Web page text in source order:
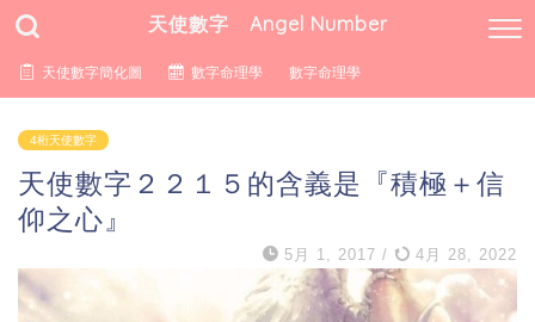
天使數字 Angel Number
天使數字簡化圖 數字命理學 數字命理學
4桁天使數字
天使數字２２１５的含義是『積極＋信
仰之心』
5月 1, 2017 / 4月 28, 2022